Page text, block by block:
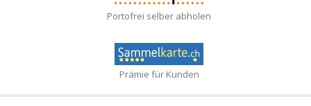
Portofrei selber abholen
Prämie für Kunden